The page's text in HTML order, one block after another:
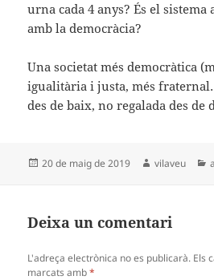
urna cada 4 anys? És el
amb la democràcia?
Una societat més democràtica
igualitària i justa, més
des de baix, no regalada des de
Publicat
20 de maig de 2019 Autor
vilaveu
Deixa un comentari
L'adreça electrònica no es publicarà. Els
marcats amb*